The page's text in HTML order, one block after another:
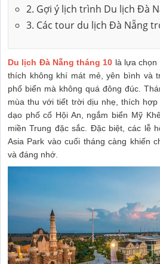
2. Gợi ý lịch trình Du lịch Đà
3. Các tour du lịch Đà Nẵng
Du lịch Đà Nẵng tháng 10 là lựa
thích không khí mát mẻ, yên bình và
phố biển mà không quá đông đúc.
mùa thu với tiết trời dịu nhẹ, thích hợp
dạo phố cổ Hội An, ngắm biển Mỹ
miền Trung đặc sắc. Đặc biệt, các lễ
Asia Park vào cuối tháng càng khiến
và đáng nhớ.